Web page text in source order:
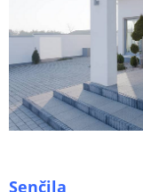
Senčila